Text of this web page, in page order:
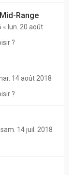
Range
« lun. 20 août
?
14 août 2018
?
sam. 14 juil. 2018